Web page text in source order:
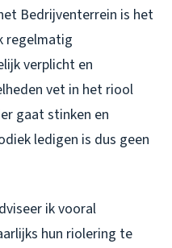
Bedrijventerrein is het
regelmatig
verplicht en
vet in het riool
gaat stinken en
ledigen is dus geen
ik vooral
hun riolering te